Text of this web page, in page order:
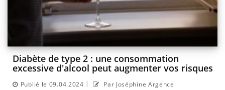
Diabète de type 2 : une consommation
excessive d'alcool peut augmenter vos risques
Publié le 09.04.2024 | Par Joséphine Argence